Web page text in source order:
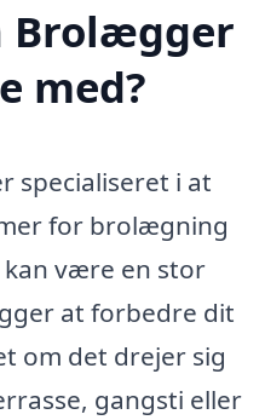
Brolægger
med?
specialiseret i at
for brolægning
være en stor
at forbedre dit
om det drejer sig
gangsti eller